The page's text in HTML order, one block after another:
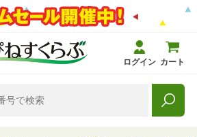
ログイン カート